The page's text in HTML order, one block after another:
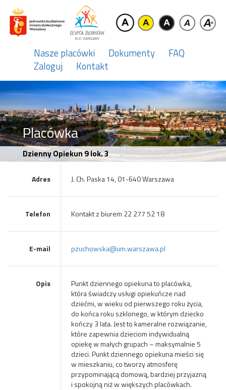
Nasze placówki Dokumenty
FAQ
Zaloguj
Kontakt
Placówka
Dzienny Opiekun 9 lok. 3
Adres J. Ch. Paska 14, 01-640 Warszawa
Telefon Kontakt z biurem 22 277 52 18
E-mail pzuchowska@um.warszawa.pl
Opis
Punkt dziennego opiekuna to placówka,
która świadczy usługi opiekuńcze nad
dziećmi, w wieku od pierwszego roku życia,
do końca roku szklonego, w którym dziecko
kończy 3 lata. Jest to kameralne rozwiązanie,
które zapewnia dzieciom indywidualną
opiekę w małych grupach – maksymalnie 5
dzieci. Punkt dziennego opiekuna mieści się
w mieszkaniu, co tworzy atmosferę
przypominającą domową, bardziej przyjazną
i spokojną niż w większych placówkach.